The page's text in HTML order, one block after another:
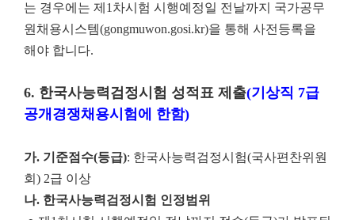
는 경우에는 제1차시험 시행예정일 전날까지 국가공무
원채용시스템(gongmuwon.gosi.kr)을 통해 사전등록을
해야 합니다.
6. 한국사능력검정시험 성적표 제출(기상직 7급
공개경쟁채용시험에 한함)
가. 기준점수(등급): 한국사능력검정시험(국사편찬위원
회) 2급 이상
나. 한국사능력검정시험 인정범위